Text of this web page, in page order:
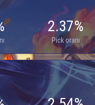
2.37%
Pick oranı